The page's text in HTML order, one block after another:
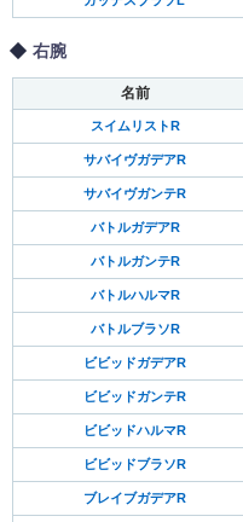
右腕
名前
スイムリストR
サバイヴガデアR
サバイヴガンテR
バトルガデアR
バトルガンテR
バトルハルマR
バトルブラソR
ビビッドガデアR
ビビッドガンテR
ビビッドハルマR
ビビッドブラソR
ブレイブガデアR